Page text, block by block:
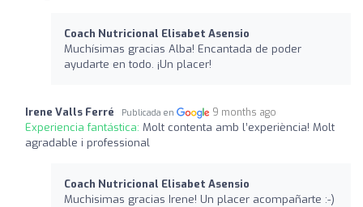
Coach Nutricional Elisabet Asensio
Muchísimas gracias Alba! Encantada de poder
ayudarte en todo. ¡Un placer!
Irene Valls Ferré Publicada en 9 months ago
Experiencia fantástica: Molt contenta amb l’experiència! Molt
agradable i professional
Coach Nutricional Elisabet Asensio
Muchisimas gracias Irene! Un placer acompañarte :-)